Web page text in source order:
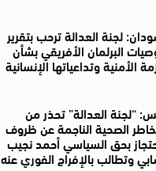
لجنة العدالة ترحب بتقرير
البرلمان الأفريقي بشأن
الأمنية وتداعياتها الإنسانية
“لجنة العدالة” تحذر من
الصحية الناجمة عن ظروف
بحق السياسي أحمد نجيب
وتطالب بالإفراج الفوري عنه